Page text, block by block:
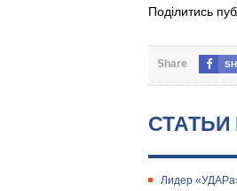
Поділитись
Share
Лидер